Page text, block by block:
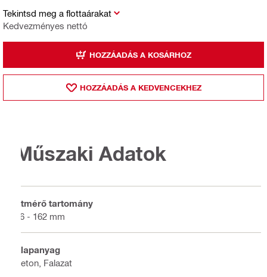
Tekintsd meg a flottaárakat
Kedvezményes nettó
HOZZÁADÁS A KOSÁRHOZ
HOZZÁADÁS A KEDVENCEKHEZ
Műszaki Adatok
Átmérő tartomány
16 - 162 mm
Alapanyag
Beton, Falazat